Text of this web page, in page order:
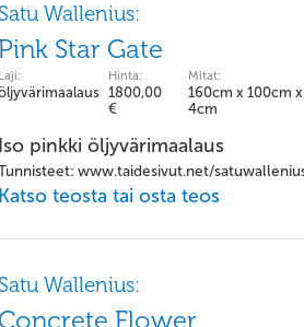
Satu Wallenius:
Pink Star Gate
Laji: Hinta:
1800,00
€
Mitat:
160cm x 100cm x
4cm
Iso pinkki öljyvärimaalaus
www.taidesivut.net/
Katso teosta tai osta teos
Satu Wallenius:
Concrete Flower